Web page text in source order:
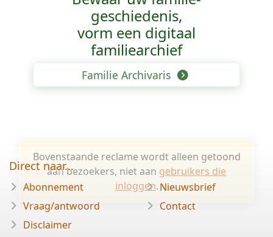
geschiedenis,
vorm een digitaal
familiearchief
Familie Archivaris
Bovenstaande reclame wordt alleen getoond
aan bezoekers, niet aan gebruikers die
inloggen.
Direct naar...
Abonnement
Vraag/antwoord
Disclaimer
Nieuwsbrief
Contact